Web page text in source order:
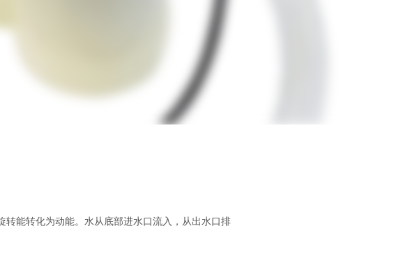
转能转化为动能。水从底部进水口流入，从出水口排